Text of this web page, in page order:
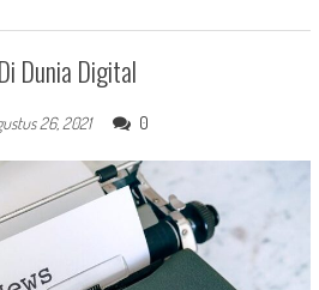
Dunia Digital
26, 2021 0